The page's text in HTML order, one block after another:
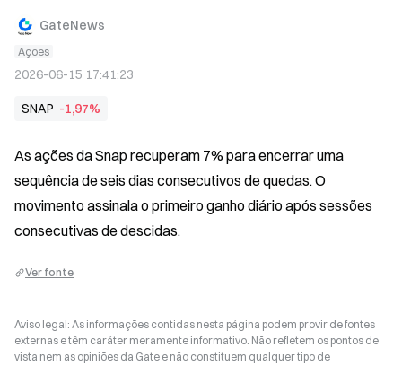
GateNews
Ações
2026-06-15 17:41:23
SNAP -1,97%
As ações da Snap recuperam 7% para encerrar uma
sequência de seis dias consecutivos de quedas. O
movimento assinala o primeiro ganho diário após sessões
consecutivas de descidas.
Ver fonte
Aviso legal: As informações contidas nesta página podem provir de fontes
externas e têm caráter meramente informativo. Não refletem os pontos de
vista nem as opiniões da Gate e não constituem qualquer tipo de